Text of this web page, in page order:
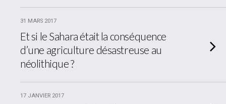
31 MARS 2017
Et si le Sahara était la conséquence
d’une agriculture désastreuse au
néolithique ?
17 JANVIER 2017